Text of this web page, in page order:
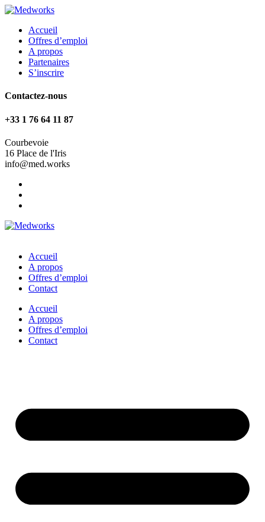
Accueil
Offres d’emploi
A propos
Partenaires
S’inscrire
Contactez-nous
+33 1 76 64 11 87
Courbevoie
16 Place de l'Iris
info@med.works
Accueil
A propos
Offres d’emploi
Contact
Accueil
A propos
Offres d’emploi
Contact